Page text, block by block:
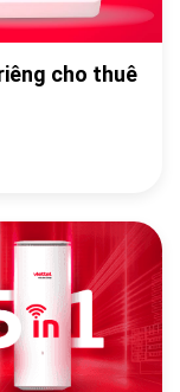
cho thuê